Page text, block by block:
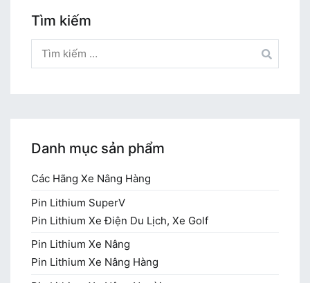
Tìm kiếm
kiếm
cho:
Danh mục sản phẩm
Các Hãng Xe Nâng Hàng
Pin Lithium SuperV
Pin Lithium Xe Điện Du Lịch, Xe Golf
Pin Lithium Xe Nâng
Pin Lithium Xe Nâng Hàng